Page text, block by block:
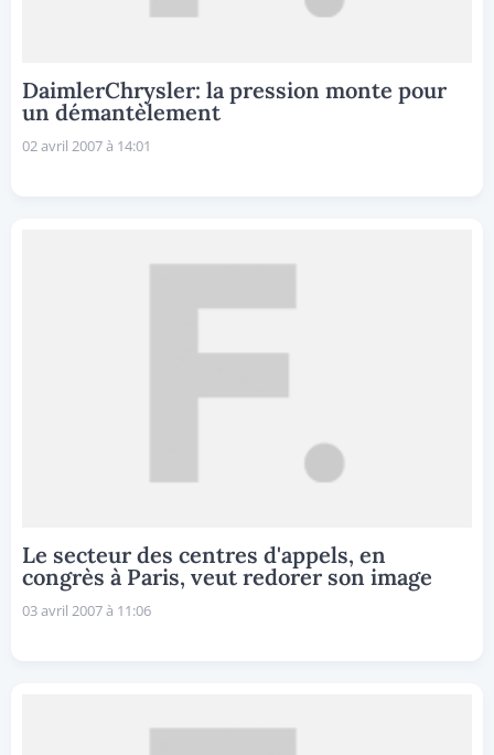
DaimlerChrysler: la pression monte pour
un démantèlement
02 avril 2007 à 14:01
Le secteur des centres d'appels, en
congrès à Paris, veut redorer son image
03 avril 2007 à 11:06